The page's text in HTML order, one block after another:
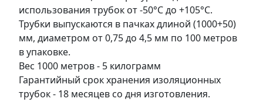
использования трубок от -50°С до +105°С.
Трубки выпускаются в пачках длиной (1000+50)
мм, диаметром от 0,75 до 4,5 мм по 100 метров
в упаковке.
Вес 1000 метров - 5 килограмм
Гарантийный срок хранения изоляционных
трубок - 18 месяцев со дня изготовления.